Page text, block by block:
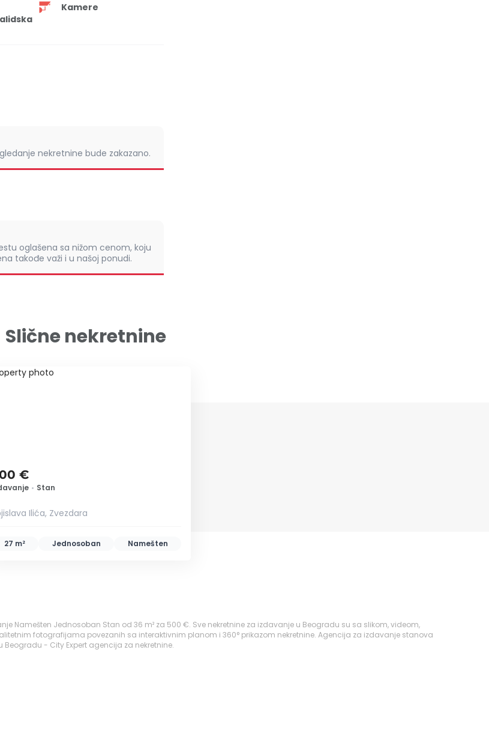
Kamere
nekretnine bude zakazano.
oglašena sa nižom cenom, koju
takođe važi i u našoj ponudi.
Slične nekretnine
€
• Stan
Ilića, Zvezdara
27 m² Jednosoban Namešten
Namešten Jednosoban Stan od 36 m² za 500 €. Sve nekretnine za izdavanje u Beogradu su sa slikom, videom,
fotografijama povezanih sa interaktivnim planom i 360° prikazom nekretnine. Agencija za izdavanje stanova
Beogradu - City Expert agencija za nekretnine.